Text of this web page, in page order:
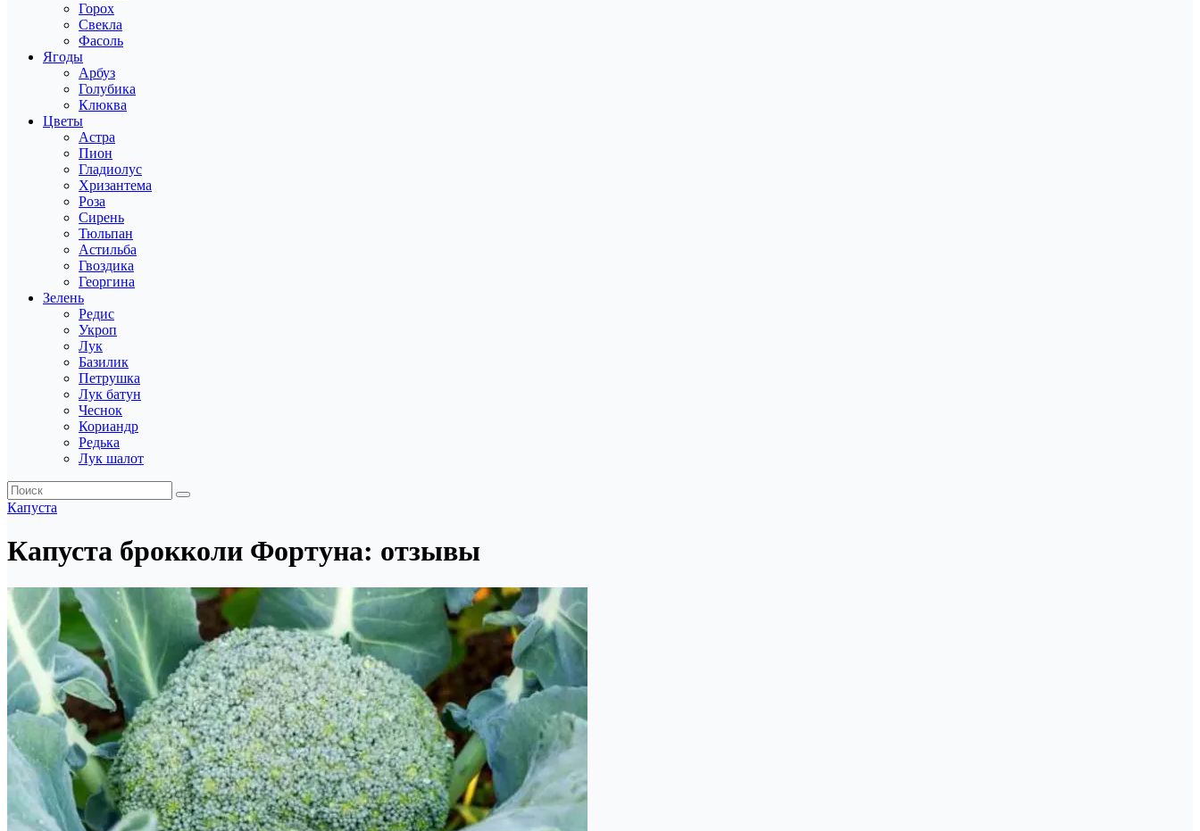
Горох
Свекла
Фасоль
Ягоды
Арбуз
Голубика
Клюква
Цветы
Астра
Пион
Гладиолус
Хризантема
Роза
Сирень
Тюльпан
Астильба
Гвоздика
Георгина
Зелень
Редис
Укроп
Лук
Базилик
Петрушка
Лук батун
Чеснок
Кориандр
Редька
Лук шалот
Капуста
Капуста брокколи Фортуна: отзывы